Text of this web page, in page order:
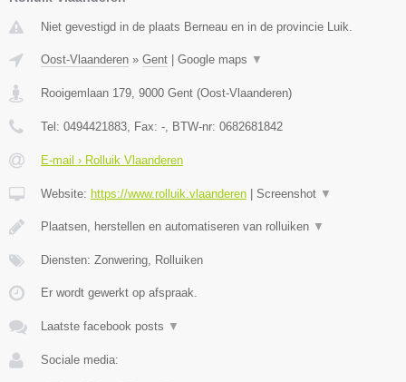
Niet gevestigd in de plaats Berneau en in de provincie Luik.
Oost-Vlaanderen » Gent Google maps ▼
Rooigemlaan 179, 9000 Gent (Oost-Vlaanderen)
Tel: 0494421883, Fax: -, BTW-nr: 0682681842
E-mail › Rolluik Vlaanderen
Website: https://www.rolluik.vlaanderen Screenshot ▼
Plaatsen, herstellen en automatiseren van rolluiken ▼
Diensten: Zonwering, Rolluiken
Er wordt gewerkt op afspraak.
Laatste facebook posts ▼
Sociale media: